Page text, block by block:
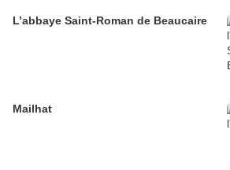
L’abbaye Saint-Roman de Beaucaire
Mailhat